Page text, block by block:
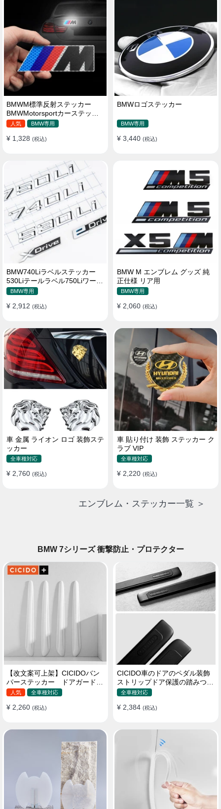
BMWM標準反射ステッカー
BMWMotorsportカーステッカ
ーリアテールロゴ修正サイド標
人気 BMW専用
¥ 1,328 (税込)
BMWロゴステッカー
BMW専用
¥ 3,440 (税込)
BMW740Liラベルステッカー
530Liテールラベル750Liワード
ラベルXdriveラベル
BMW専用
¥ 2,912 (税込)
BMW M エンブレム グッズ 純
正仕様 リア用
BMW専用
¥ 2,060 (税込)
車 金属 ライオン ロゴ 装飾ステ
ッカー
全車種対応
¥ 2,760 (税込)
車 貼り付け 装飾 ステッカー ク
ラブ VIP
全車種対応
¥ 2,220 (税込)
エンブレム・ステッカー一覧 ＞
BMW 7シリーズ 衝撃防止・プロテクター
【改文案可上架】CICIDOバン
パーステッカー ドアガード
衝突防止プロテクター 耐スク
人気 全車種対応
¥ 2,260 (税込)
CICIDO車のドアのペダル装飾
ストリップドア保護の踏みつけ
防止
全車種対応
¥ 2,384 (税込)